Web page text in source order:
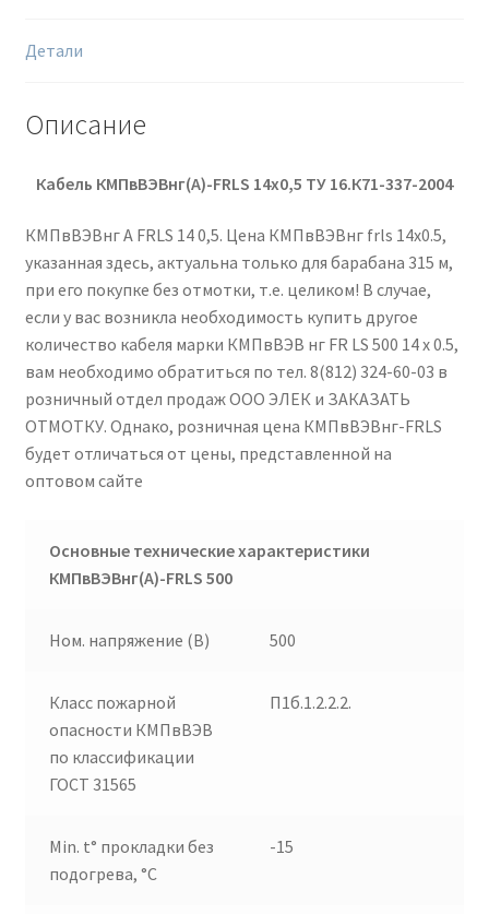
Детали
Описание
Кабель КМПвВЭВнг(А)-FRLS 14х0,5 ТУ 16.К71-337-2004
КМПвВЭВнг А FRLS 14 0,5. Цена КМПвВЭВнг frls 14х0.5,
указанная здесь, актуальна только для барабана 315 м,
при его покупке без отмотки, т.е. целиком! В случае,
если у вас возникла необходимость купить другое
количество кабеля марки КМПвВЭВ нг FR LS 500 14 х 0.5,
вам необходимо обратиться по тел. 8(812) 324-60-03 в
розничный отдел продаж ООО ЭЛЕК и ЗАКАЗАТЬ
ОТМОТКУ. Однако, розничная цена КМПвВЭВнг-FRLS
будет отличаться от цены, представленной на
оптовом сайте
Основные технические характеристики
КМПвВЭВнг(А)-FRLS 500
Ном. напряжение (В) 500
Класс пожарной
опасности КМПвВЭВ
по классификации
ГОСТ 31565
П1б.1.2.2.2.
Min. t° прокладки без
подогрева, °C
-15